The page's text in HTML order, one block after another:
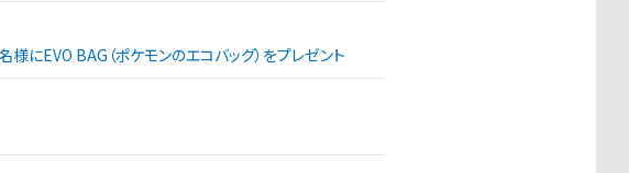
にEVO BAG（ポケモンのエコバッグ）をプレゼント